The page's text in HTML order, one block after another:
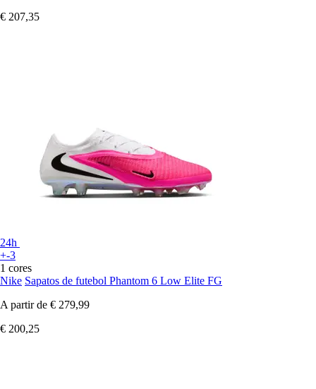
€ 207,35
24h
+-3
1 cores
Nike Sapatos de futebol Phantom 6 Low Elite FG
A partir de € 279,99
€ 200,25